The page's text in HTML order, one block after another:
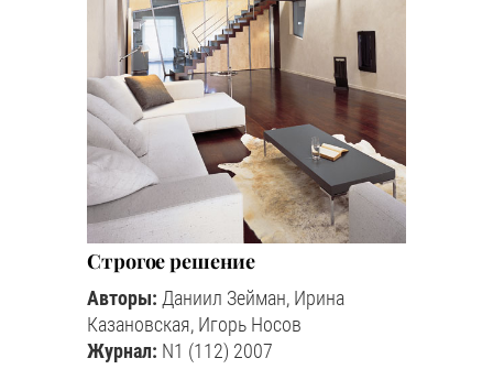
Строгое решение
Авторы: Даниил Зейман, Ирина
Казановская, Игорь Носов
Журнал: N1 (112) 2007